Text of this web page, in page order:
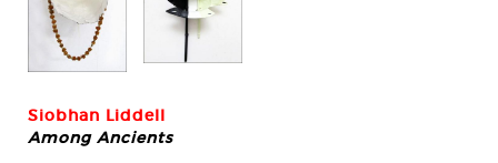
Siobhan Liddell
Among Ancients